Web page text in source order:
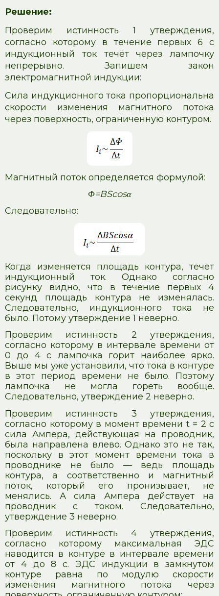
Решение:
Проверим истинность 1 утверждения,
согласно которому в течение первых 6 с
индукционный ток течёт через лампочку
непрерывно. Запишем закон
электромагнитной индукции:
Сила индукционного тока пропорциональна
скорости изменения магнитного потока
через поверхность, ограниченную контуром.
Магнитный поток определяется формулой:
Φ=BScosα
Следовательно:
Когда изменяется площадь контура, течет
индукционный ток. Однако согласно
рисунку видно, что в течение первых 4
секунд площадь контура не изменялась.
Следовательно, индукционного тока не
было. Потому утверждение 1 неверно.
Проверим истинность 2 утверждения,
согласно которому в интервале времени от
0 до 4 с лампочка горит наиболее ярко.
Выше мы уже установили, что тока в контуре
в этот период времени не было. Поэтому
лампочка не могла гореть вообще.
Следовательно, утверждение 2 неверно.
Проверим истинность 3 утверждения,
согласно которому в момент времени t = 2 с
сила Ампера, действующая на проводник,
была направлена влево. Однако это не так,
поскольку в этот момент времени тока в
проводнике не было — ведь площадь
контура, а соответственно и магнитный
поток, который его пронизывает, не
менялись. А сила Ампера действует на
проводник с током. Следовательно,
утверждение 3 неверно.
Проверим истинность 4 утверждения,
согласно которому максимальная ЭДС
наводится в контуре в интервале времени
от 4 до 8 с. ЭДС индукции в замкнутом
контуре равна по модулю скорости
изменения магнитного потока через